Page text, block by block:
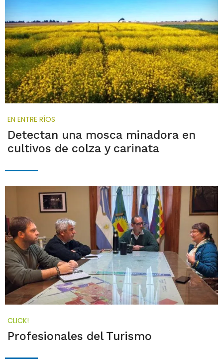
EN ENTRE RÍOS
Detectan una mosca minadora en
cultivos de colza y carinata
CLICK!
Profesionales del Turismo